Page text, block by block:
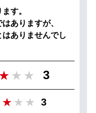
す。
ありますが、
ありませんでし
3
3